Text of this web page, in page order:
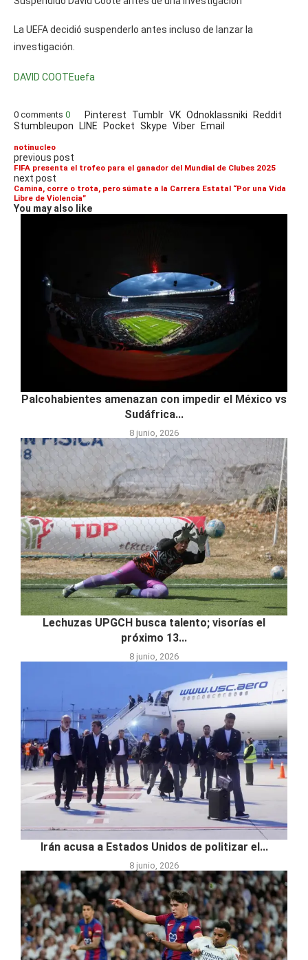
La UEFA decidió suspenderlo antes incluso de lanzar la
investigación.
DAVID COOTEuefa
0 comments 0 Pinterest Tumblr VK Odnoklassniki
Reddit
Stumbleupon
LINE Pocket Skype Viber Email
notinucleo
previous post
FIFA presenta el trofeo para el ganador del Mundial de Clubes 2025
next post
Camina, corre o trota, pero súmate a la Carrera Estatal “Por una Vida
Libre de Violencia”
You may also like
Palcohabientes amenazan con impedir el México vs
Sudáfrica...
8 junio, 2026
Lechuzas UPGCH busca talento; visorías el
próximo 13...
8 junio, 2026
Irán acusa a Estados Unidos de politizar el...
8 junio, 2026